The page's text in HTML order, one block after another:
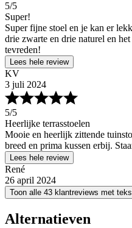
5/5
Super!
Super fijne stoel en je kan er
drie zwarte en drie naturel en
tevreden!
Lees hele review
KV
3 juli 2024
5/5
Heerlijke terrasstoelen
Mooie en heerlijk zittende
breed en prima kussen erbij.
Lees hele review
René
26 april 2024
Toon alle 43 klantreviews met
Alternatieven